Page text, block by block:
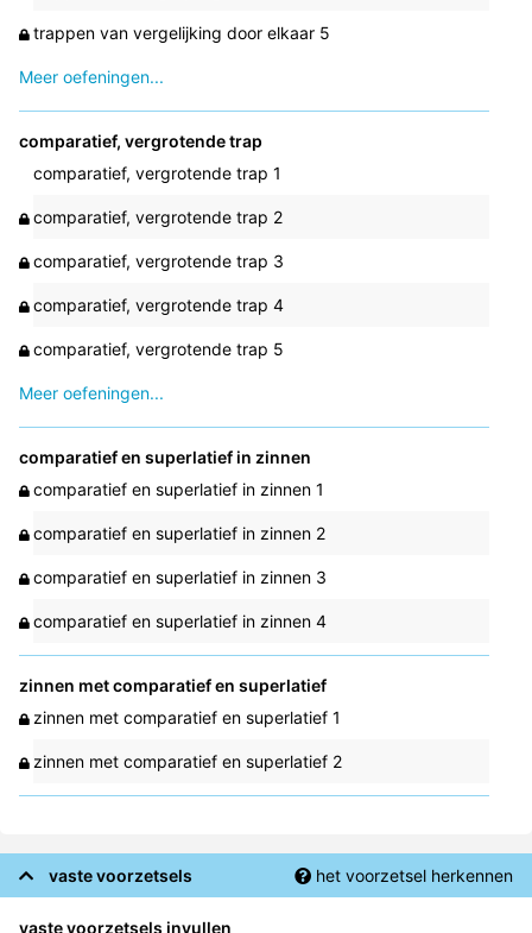
trappen van vergelijking door elkaar 5
Meer oefeningen...
comparatief, vergrotende trap
comparatief, vergrotende trap 1
comparatief, vergrotende trap 2
comparatief, vergrotende trap 3
comparatief, vergrotende trap 4
comparatief, vergrotende trap 5
Meer oefeningen...
comparatief en superlatief in zinnen
comparatief en superlatief in zinnen 1
comparatief en superlatief in zinnen 2
comparatief en superlatief in zinnen 3
comparatief en superlatief in zinnen 4
zinnen met comparatief en superlatief
zinnen met comparatief en superlatief 1
zinnen met comparatief en superlatief 2
vaste voorzetsels het voorzetsel herkennen
vaste voorzetsels invullen